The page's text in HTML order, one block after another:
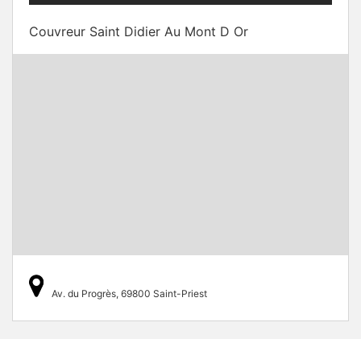
Couvreur Saint Didier Au Mont D Or
Av. du Progrès, 69800 Saint-Priest